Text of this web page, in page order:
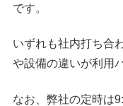
です。
いずれも社内打ち合
や設備の違いが利用
なお、弊社の定時は